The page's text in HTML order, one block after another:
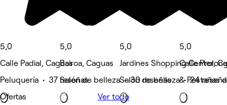
5,0
Calle Padial, Caguas
Peluquería • 37 reseñas
Ofertas
5,0
Bairoa, Caguas
Salón de belleza • 30 reseñas
5,0
Jardines Shopping Center,
Salón de belleza • 24
5,0
Calle
& Pestañas
Ver todo